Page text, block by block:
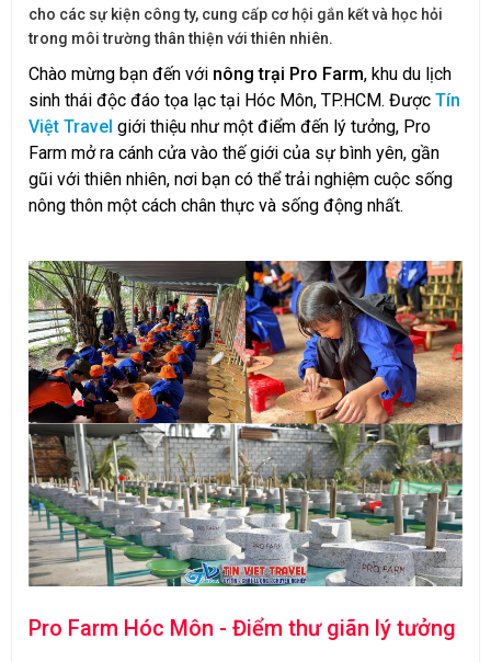
cho các sự kiện công ty, cung cấp cơ hội gắn kết và học hỏi
trong môi trường thân thiện với thiên nhiên.
Chào mừng bạn đến với nông trại Pro Farm, khu du lịch
sinh thái độc đáo tọa lạc tại Hóc Môn, TP.HCM. Được Tín
Việt Travel giới thiệu như một điểm đến lý tưởng, Pro
Farm mở ra cánh cửa vào thế giới của sự bình yên, gần
gũi với thiên nhiên, nơi bạn có thể trải nghiệm cuộc sống
nông thôn một cách chân thực và sống động nhất.
Pro Farm Hóc Môn - Điểm thư giãn lý tưởng